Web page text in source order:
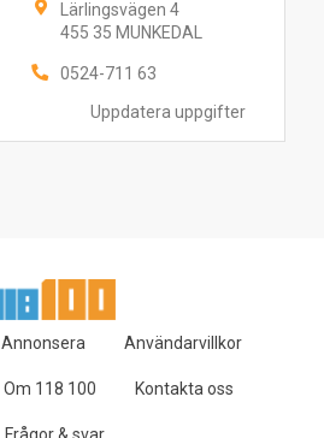
Uppdatera uppgifter
Lärlingsvägen 4
455 35 MUNKEDAL
0524-711 63
Annonsera Användarvillkor
Om 118 100 Kontakta oss